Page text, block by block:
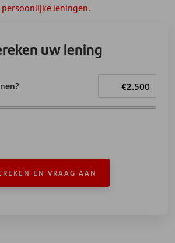
persoonlijke leningen.
uw lening
EN VRAAG AAN